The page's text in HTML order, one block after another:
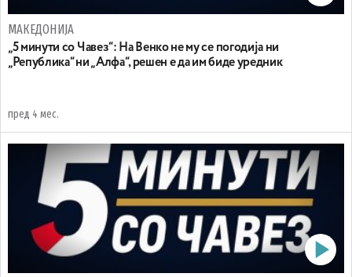
МАКЕДОНИЈА
„5 минути со Чавез“: На Венко не му се погодија ни
„Република“ ни „Алфа“, решен е да им биде уредник
пред 4 мес.